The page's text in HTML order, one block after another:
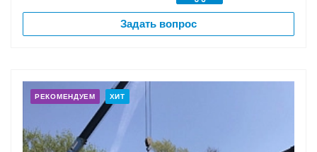
Задать вопрос
РЕКОМЕНДУЕМ ХИТ